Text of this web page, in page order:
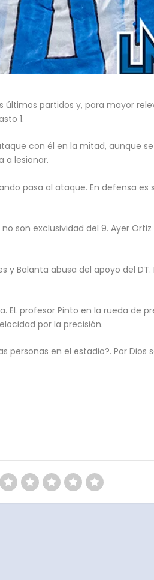
últimos partidos y, para mayor
1.
con él en la mitad, aunque
a lesionar.
pasa al ataque. En defensa es
son exclusividad del 9. Ayer
y Balanta abusa del apoyo del
EL profesor Pinto en la rueda de
por la precisión.
personas en el estadio?. Por Dios